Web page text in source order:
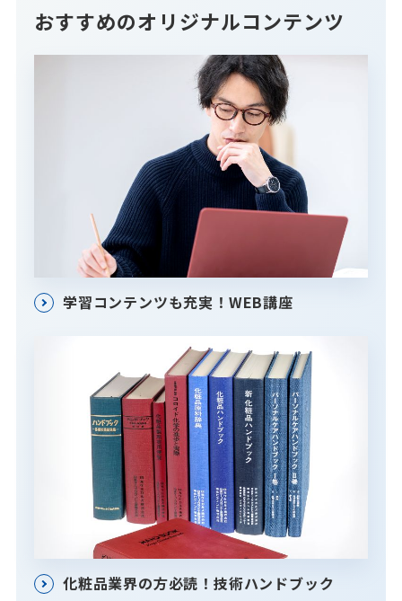
おすすめのオリジナルコンテンツ
学習コンテンツも充実！WEB講座
化粧品業界の方必読！技術ハンドブック